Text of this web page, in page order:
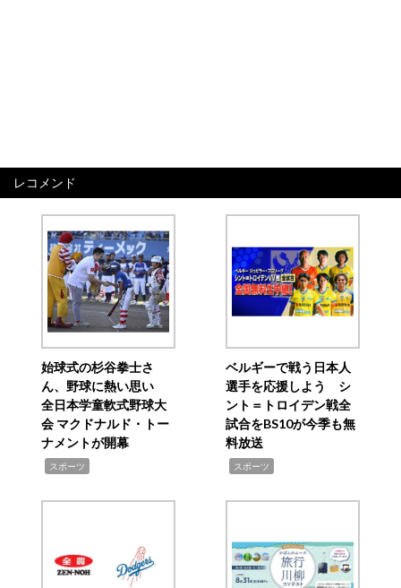
レコメンド
始球式の杉谷拳士さ
ん、野球に熱い思い
全日本学童軟式野球大
会 マクドナルド・トー
ナメントが開幕
スポーツ
ベルギーで戦う日本人
選手を応援しよう シ
ント＝トロイデン戦全
試合をBS10が今季も無
料放送
スポーツ